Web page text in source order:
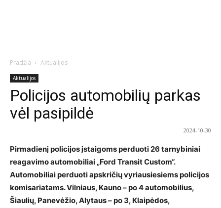
Pradžia Aktualijos
Aktualijos
Policijos automobilių parkas
vėl pasipildė
2024-10-30
Pirmadienį policijos įstaigoms perduoti 26 tarnybiniai
reagavimo automobiliai „Ford Transit Custom“.
Automobiliai perduoti apskričių vyriausiesiems policijos
komisariatams. Vilniaus, Kauno – po 4 automobilius,
Šiaulių, Panevėžio, Alytaus – po 3, Klaipėdos,